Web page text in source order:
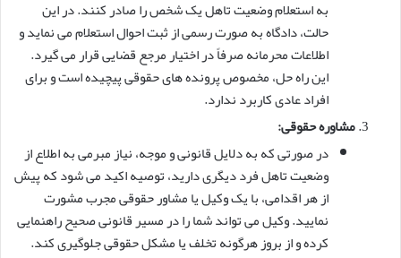
به استعلام وضعیت تاهل یک شخص را صادر کنند. در این
حالت، دادگاه به صورت رسمی از ثبت احوال استعلام می نماید و
اطلاعات محرمانه صرفاً در اختیار مرجع قضایی قرار می گیرد.
این راه حل، مخصوص پرونده های حقوقی پیچیده است و برای
افراد عادی کاربرد ندارد.
مشاوره حقوقی:
در صورتی که به دلایل قانونی و موجه، نیاز مبرمی به اطلاع از
وضعیت تاهل فرد دیگری دارید، توصیه اکید می شود که پیش
از هر اقدامی، با یک وکیل یا مشاور حقوقی مجرب مشورت
نمایید. وکیل می تواند شما را در مسیر قانونی صحیح راهنمایی
کرده و از بروز هرگونه تخلف یا مشکل حقوقی جلوگیری کند.